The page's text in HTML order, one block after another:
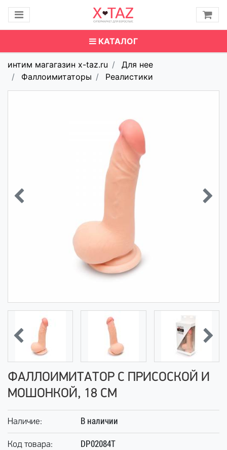
КАТАЛОГ
интим магагазин x-taz.ru
Для нее
Фаллоимитаторы
Реалистики
ФАЛЛОИМИТАТОР С ПРИСОСКОЙ И
МОШОНКОЙ, 18 СМ
Наличие: В наличии
Код товара: DP02084T